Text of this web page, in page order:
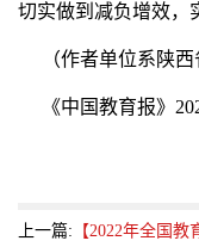
切实做到减负增效，
（作者单位系陕
《中国教育报》
上一篇: 【2022年全国